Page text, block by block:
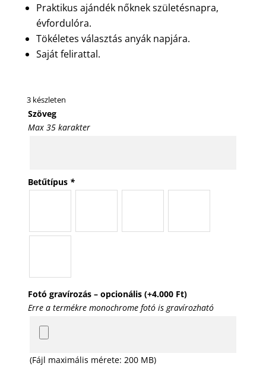
Praktikus ajándék nőknek születésnapra,
évfordulóra.
Tökéletes választás anyák napjára.
Saját felirattal.
3 készleten
Szöveg
Max 35 karakter
Betűtípus *
Fotó gravírozás – opcionális (+4.000 Ft)
Erre a termékre monochrome fotó is gravírozható
(Fájl maximális mérete: 200 MB)